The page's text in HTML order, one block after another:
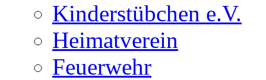
Kinderstübchen e.V.
Heimatverein
Feuerwehr